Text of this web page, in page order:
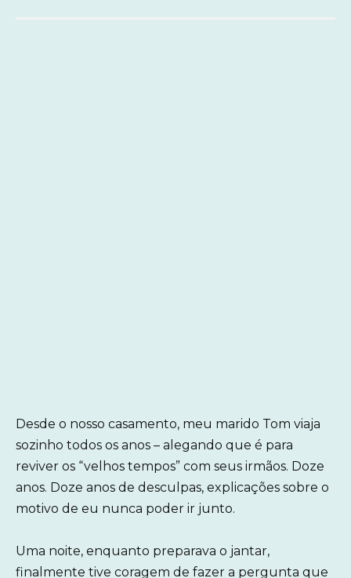
Desde o nosso casamento, meu marido Tom viaja
sozinho todos os anos – alegando que é para
reviver os “velhos tempos” com seus irmãos. Doze
anos. Doze anos de desculpas, explicações sobre o
motivo de eu nunca poder ir junto.
Uma noite, enquanto preparava o jantar,
finalmente tive coragem de fazer a pergunta que